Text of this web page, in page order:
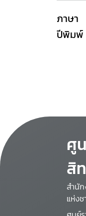
ภาษา
ปีพิมพ์
ศู
สิ
สำนั
แห่งช